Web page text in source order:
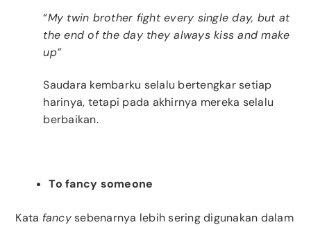
“My twin brother fight every single day, but at
the end of the day they always kiss and make
up”
Saudara kembarku selalu bertengkar setiap
harinya, tetapi pada akhirnya mereka selalu
berbaikan.
To fancy someone
Kata fancysebenarnya lebih sering digunakan dalam